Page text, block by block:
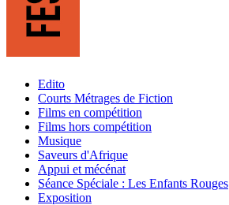
Edito
Courts Métrages de Fiction
Films en compétition
Films hors compétition
Musique
Saveurs d'Afrique
Appui et mécénat
Séance Spéciale : Les Enfants Rouges
Exposition